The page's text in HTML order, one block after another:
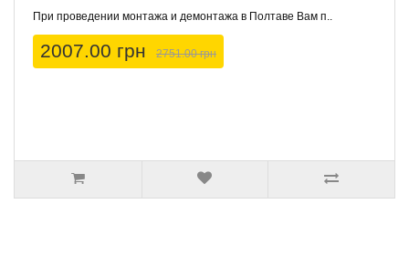
При проведении монтажа и демонтажа в Полтаве Вам п..
2007.00 грн 2751.00 грн